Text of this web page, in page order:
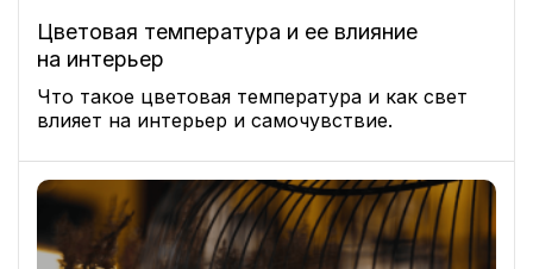
Цветовая температура и ее влияние
на интерьер
Что такое цветовая температура и как свет
влияет на интерьер и самочувствие.